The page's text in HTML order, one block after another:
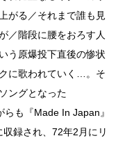
がる／それまで誰も見
／階段に腰をおろす人
う原爆投下直後の惨状
に歌われていく…。そ
ングとなった
らも『Made In Japan』
録され、72年2月にリ